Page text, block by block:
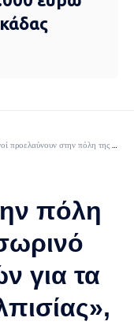
της Γάζας – Προσωρινό πέρασμα 48 ωρών για τα «καραβάνια απελπισίας», δείτε βίντεο
πόλη
για τα